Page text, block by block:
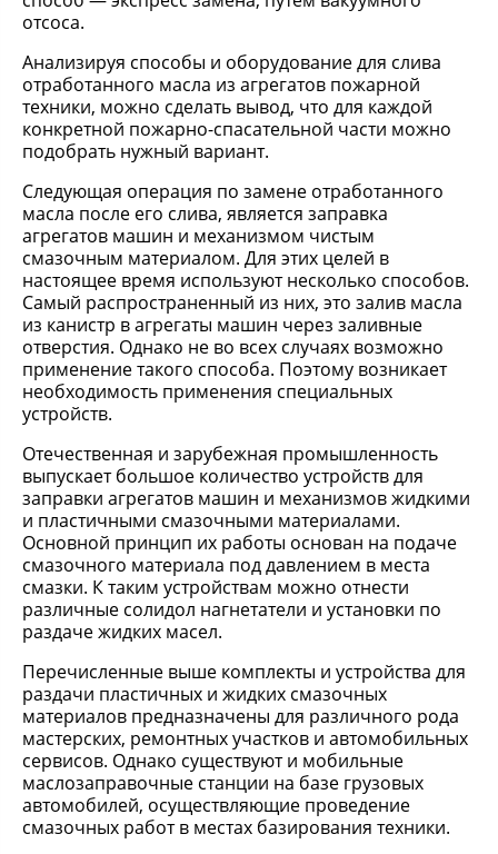
отсоса.
Анализируя способы и оборудование для слива
отработанного масла из агрегатов пожарной
техники, можно сделать вывод, что для каждой
конкретной пожарно-спасательной части можно
подобрать нужный вариант.
Следующая операция по замене отработанного
масла после его слива, является заправка
агрегатов машин и механизмом чистым
смазочным материалом. Для этих целей в
настоящее время используют несколько способов.
Самый распространенный из них, это залив масла
из канистр в агрегаты машин через заливные
отверстия. Однако не во всех случаях возможно
применение такого способа. Поэтому возникает
необходимость применения специальных
устройств.
Отечественная и зарубежная промышленность
выпускает большое количество устройств для
заправки агрегатов машин и механизмов жидкими
и пластичными смазочными материалами.
Основной принцип их работы основан на подаче
смазочного материала под давлением в места
смазки. К таким устройствам можно отнести
различные солидол нагнетатели и установки по
раздаче жидких масел.
Перечисленные выше комплекты и устройства для
раздачи пластичных и жидких смазочных
материалов предназначены для различного рода
мастерских, ремонтных участков и автомобильных
сервисов. Однако существуют и мобильные
маслозаправочные станции на базе грузовых
автомобилей, осуществляющие проведение
смазочных работ в местах базирования техники.